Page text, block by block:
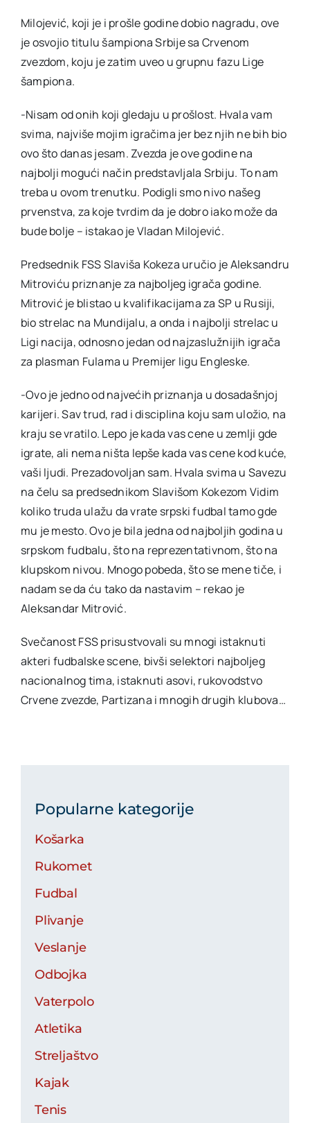
Milojević, koji je i prošle godine dobio nagradu, ove
je osvojio titulu šampiona Srbije sa Crvenom
zvezdom, koju je zatim uveo u grupnu fazu Lige
šampiona.
-Nisam od onih koji gledaju u prošlost. Hvala vam
svima, najviše mojim igračima jer bez njih ne bih bio
ovo što danas jesam. Zvezda je ove godine na
najbolji mogući način predstavljala Srbiju. To nam
treba u ovom trenutku. Podigli smo nivo našeg
prvenstva, za koje tvrdim da je dobro iako može da
bude bolje – istakao je Vladan Milojević.
Predsednik FSS Slaviša Kokeza uručio je Aleksandru
Mitroviću priznanje za najboljeg igrača godine.
Mitrović je blistao u kvalifikacijama za SP u Rusiji,
bio strelac na Mundijalu, a onda i najbolji strelac u
Ligi nacija, odnosno jedan od najzaslužnijih igrača
za plasman Fulama u Premijer ligu Engleske.
-Ovo je jedno od najvećih priznanja u dosadašnjoj
karijeri. Sav trud, rad i disciplina koju sam uložio, na
kraju se vratilo. Lepo je kada vas cene u zemlji gde
igrate, ali nema ništa lepše kada vas cene kod kuće,
vaši ljudi. Prezadovoljan sam. Hvala svima u Savezu
na čelu sa predsednikom Slavišom Kokezom Vidim
koliko truda ulažu da vrate srpski fudbal tamo gde
mu je mesto. Ovo je bila jedna od najboljih godina u
srpskom fudbalu, što na reprezentativnom, što na
klupskom nivou. Mnogo pobeda, što se mene tiče, i
nadam se da ću tako da nastavim – rekao je
Aleksandar Mitrović.
Svečanost FSS prisustvovali su mnogi istaknuti
akteri fudbalske scene, bivši selektori najboljeg
nacionalnog tima, istaknuti asovi, rukovodstvo
Crvene zvezde, Partizana i mnogih drugih klubova…
Popularne kategorije
Košarka
Rukomet
Fudbal
Plivanje
Veslanje
Odbojka
Vaterpolo
Atletika
Streljaštvo
Kajak
Tenis